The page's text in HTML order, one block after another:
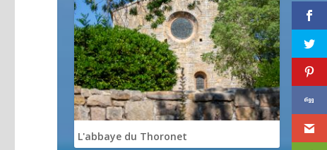
L'abbaye du Thoronet